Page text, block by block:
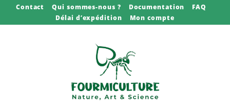
Contact Qui sommes-nous ? Documentation
FAQ
Délai d’expédition
Mon compte